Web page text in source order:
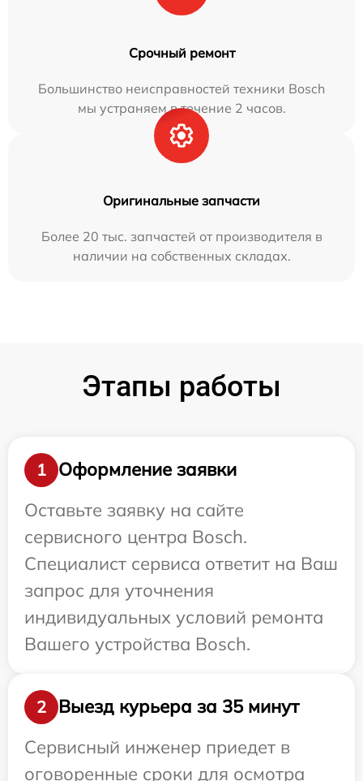
Срочный ремонт
Большинство неисправностей техники Bosch
мы устраняем в течение 2 часов.
Оригинальные запчасти
Более 20 тыс. запчастей от производителя в
наличии на собственных складах.
Этапы работы
1
Оформление заявки
Оставьте заявку на сайте
сервисного центра Bosch.
Специалист сервиса ответит на Ваш
запрос для уточнения
индивидуальных условий ремонта
Вашего устройства Bosch.
2
Выезд курьера за 35 минут
Сервисный инженер приедет в
оговоренные сроки для осмотра